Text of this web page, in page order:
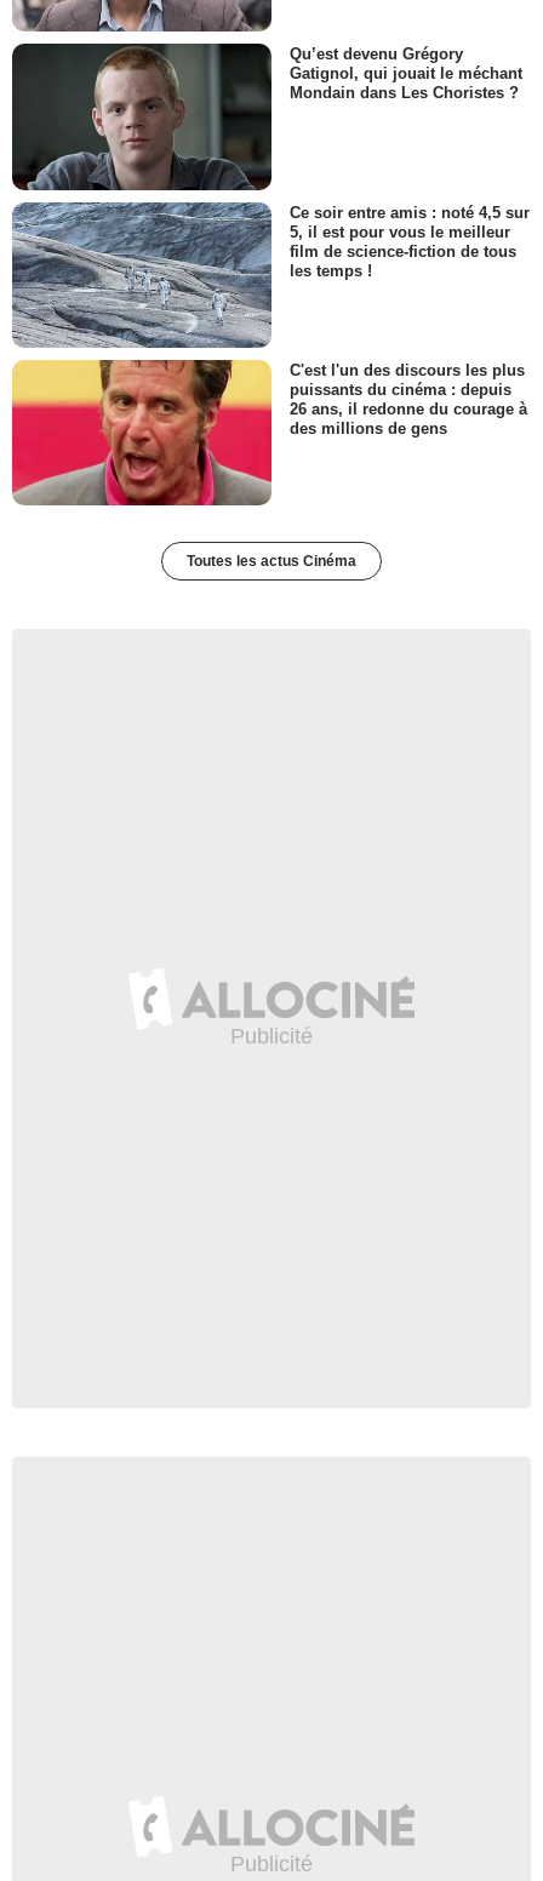
Qu’est devenu Grégory
Gatignol, qui jouait le méchant
Mondain dans Les Choristes ?
Ce soir entre amis : noté 4,5 sur
5, il est pour vous le meilleur
film de science-fiction de tous
les temps !
C'est l'un des discours les plus
puissants du cinéma : depuis
26 ans, il redonne du courage à
des millions de gens
Toutes les actus Cinéma